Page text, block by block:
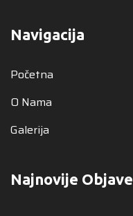
Navigacija
Početna
O Nama
Galerija
Najnovije Objave